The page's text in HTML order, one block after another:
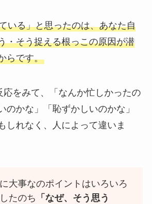
いる」と思ったのは、あなた自
・そう捉える根っこの原因が潜
らです。
応をみて、「なんか忙しかったの
のかな」「恥ずかしいのかな」
しれなく、人によって違いま
大事なのポイントはいろいろ
たのち 「なぜ、そう思う